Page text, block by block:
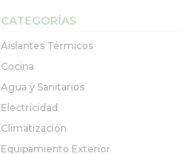
CATEGORÍAS
Aislantes Térmicos
Cocina
Agua y Sanitarios
Electricidad
Climatización
Equipamiento Exterior